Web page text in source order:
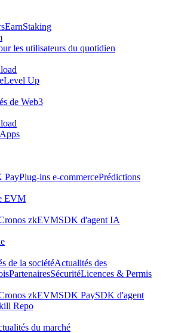
EarnStaking
les utilisateurs du quotidien
Level Up
de Web3
PayPlug-ins e-commercePrédictions
EVM
zkEVMSDK d'agent IA
de la sociétéActualités des
PartenairesSécuritéLicences & Permis
zkEVMSDK PaySDK d'agent
Repo
du marché